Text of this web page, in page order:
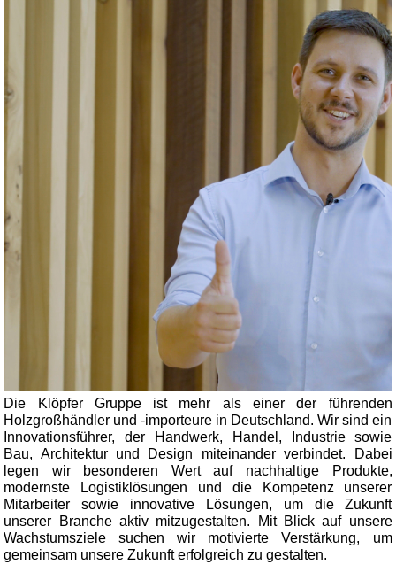
Die Klöpfer Gruppe ist mehr als einer der führenden
Holzgroßhändler und -importeure in Deutschland. Wir sind ein
Innovationsführer, der Handwerk, Handel, Industrie sowie
Bau, Architektur und Design miteinander verbindet. Dabei
legen wir besonderen Wert auf nachhaltige Produkte,
modernste Logistiklösungen und die Kompetenz unserer
Mitarbeiter sowie innovative Lösungen, um die Zukunft
unserer Branche aktiv mitzugestalten. Mit Blick auf unsere
Wachstumsziele suchen wir motivierte Verstärkung, um
gemeinsam unsere Zukunft erfolgreich zu gestalten.